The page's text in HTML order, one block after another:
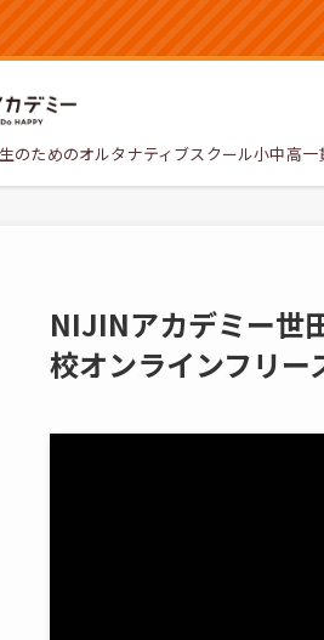
のためのオルタナティブスクール小中高一
NIJINアカデミー世
校オンラインフリー